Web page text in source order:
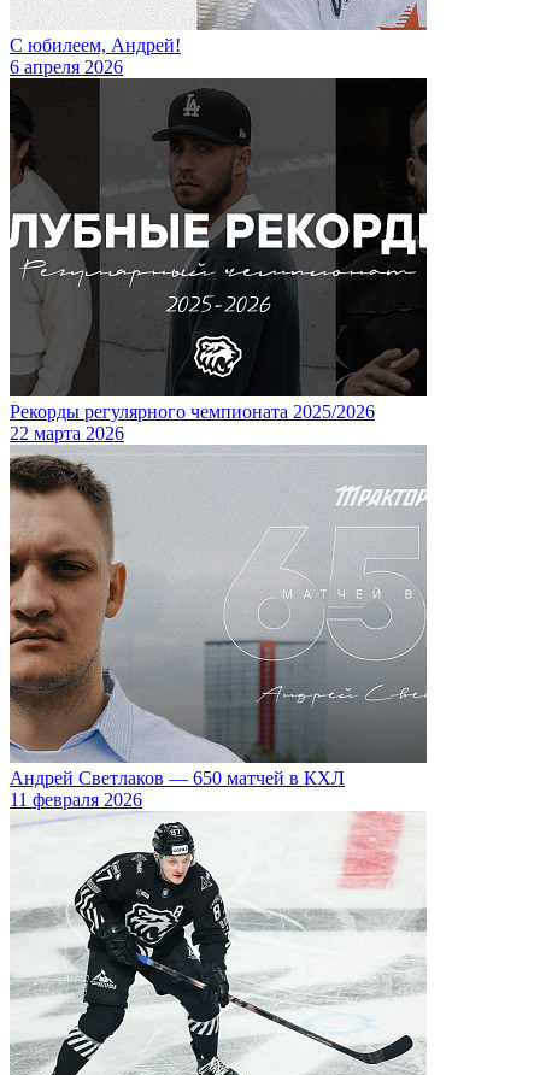
С юбилеем, Андрей!
6 апреля 2026
Рекорды регулярного чемпионата 2025/2026
22 марта 2026
Андрей Светлаков — 650 матчей в КХЛ
11 февраля 2026